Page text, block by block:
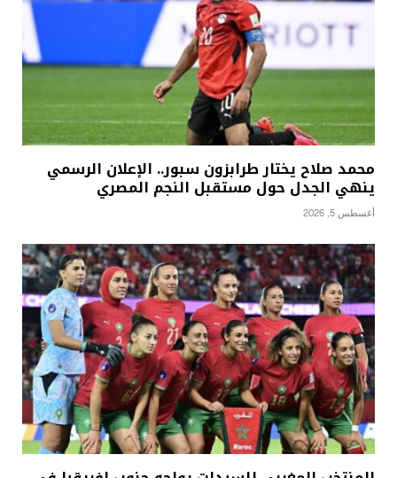
محمد صلاح يختار طرابزون سبور.. الإعلان الرسمي
ينهي الجدل حول مستقبل النجم المصري
أغسطس 5, 2026